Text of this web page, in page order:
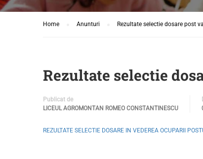
Home Anunturi Rezultate selectie dosare post
Rezultate selectie
Publicat de
LICEUL AGROMONTAN ROMEO CONSTANTINESCU
REZULTATE SELECTIE DOSARE IN VEDEREA OCUPARII